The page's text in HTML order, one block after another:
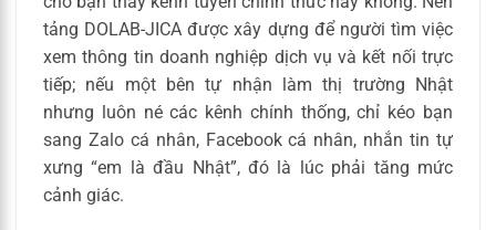
tảng DOLAB-JICA được xây dựng để người tìm việc
xem thông tin doanh nghiệp dịch vụ và kết nối trực
tiếp; nếu một bên tự nhận làm thị trường Nhật
nhưng luôn né các kênh chính thống, chỉ kéo bạn
sang Zalo cá nhân, Facebook cá nhân, nhắn tin tự
xưng “em là đầu Nhật”, đó là lúc phải tăng mức
cảnh giác.